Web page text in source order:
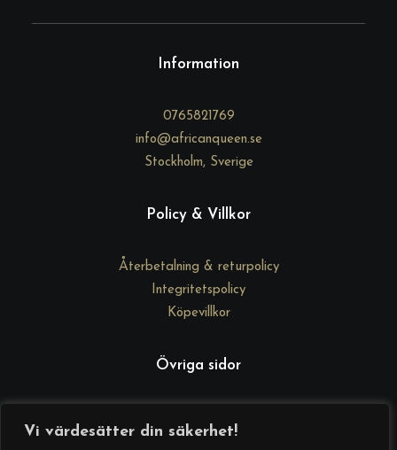
Vi värdesätter din säkerhet!
t
Information
0765821769
info@africanqueen.se
Stockholm, Sverige
Policy & Villkor
Återbetalning & returpolicy
Integritetspolicy
Köpevillkor
Övriga sidor